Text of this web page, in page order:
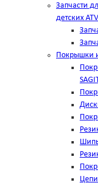
Запчасти
детских ATV
Покрышки